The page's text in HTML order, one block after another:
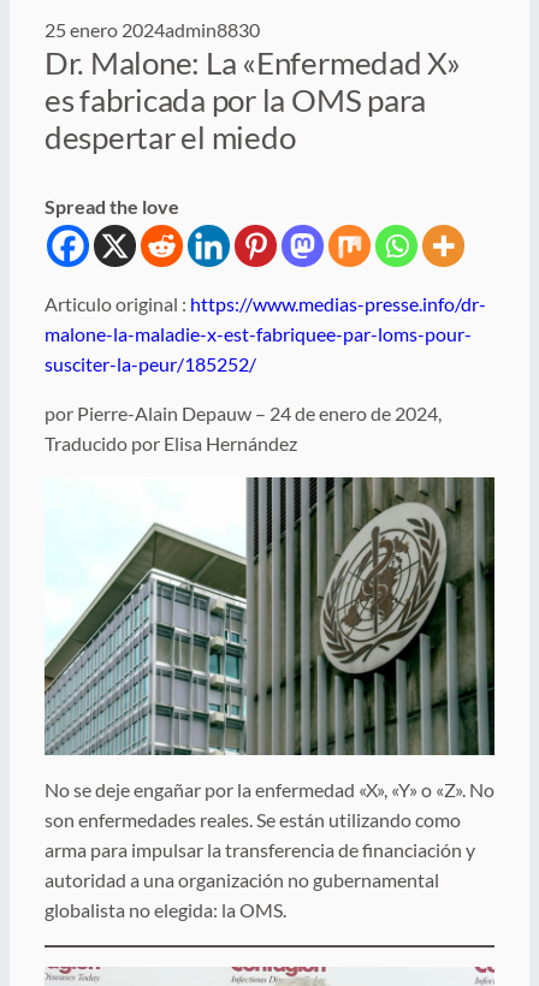
25 enero 2024admin8830
Dr. Malone: La «Enfermedad X»
es fabricada por la OMS para
despertar el miedo
Spread the love
Articulo original : https://www.medias-presse.info/dr-
malone-la-maladie-x-est-fabriquee-par-loms-pour-
susciter-la-peur/185252/
por Pierre-Alain Depauw – 24 de enero de 2024,
Traducido por Elisa Hernández
No se deje engañar por la enfermedad «X», «Y» o «Z». No
son enfermedades reales. Se están utilizando como
arma para impulsar la transferencia de financiación y
autoridad a una organización no gubernamental
globalista no elegida: la OMS.